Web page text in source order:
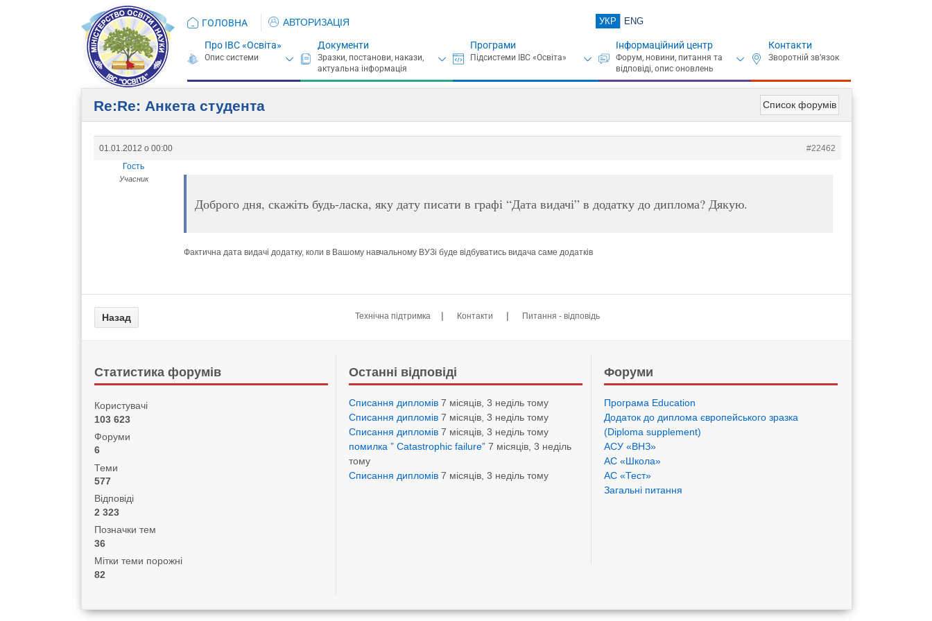
ГОЛОВНА АВТОРИЗАЦІЯ УКР ENG
Про ІВС «Освіта» Документи Програми Інформаційний центр Контакти
Список форумів
Re:Re: Анкета студента
01.01.2012 о 00:00
#22462
Гость
Учасник
Доброго дня, скажіть будь-ласка, яку дату писати в графі “Дата видачі” в додатку до диплома? Дякую.
Фактична дата видачі додатку, коли в Вашому навчальному ВУЗі буде відбуватись видача саме додатків
Технічна підтримка | Контакти | Питання - відповідь
Статистика форумів
Користувачі
103 623
Форуми
6
Теми
577
Відповіді
2 323
Позначки тем
36
Мітки теми порожні
82
Останні відповіді
Списання дипломів 7 місяців, 3 неділь тому
Списання дипломів 7 місяців, 3 неділь тому
Списання дипломів 7 місяців, 3 неділь тому
помилка ” Catastrophic failure” 7 місяців, 3 неділь
тому
Списання дипломів 7 місяців, 3 неділь тому
Форуми
Програма Eduсation
Додаток до диплома європейського зразка
(Diploma supplement)
АСУ «ВНЗ»
АС «Школа»
АС «Тест»
Загальні питання